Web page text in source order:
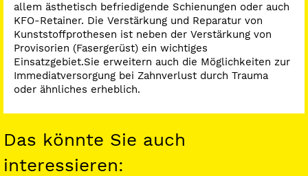
allem ästhetisch befriedigende Schienungen oder auch
KFO-Retainer. Die Verstärkung und Reparatur von
Kunststoffprothesen ist neben der Verstärkung von
Provisorien (Fasergerüst) ein wichtiges
Einsatzgebiet.Sie erweitern auch die Möglichkeiten zur
Immediatversorgung bei Zahnverlust durch Trauma
oder ähnliches erheblich.
Das könnte Sie auch
interessieren: